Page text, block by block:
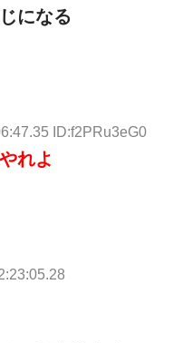
になる
ID:f2PRu3eG0
れよ